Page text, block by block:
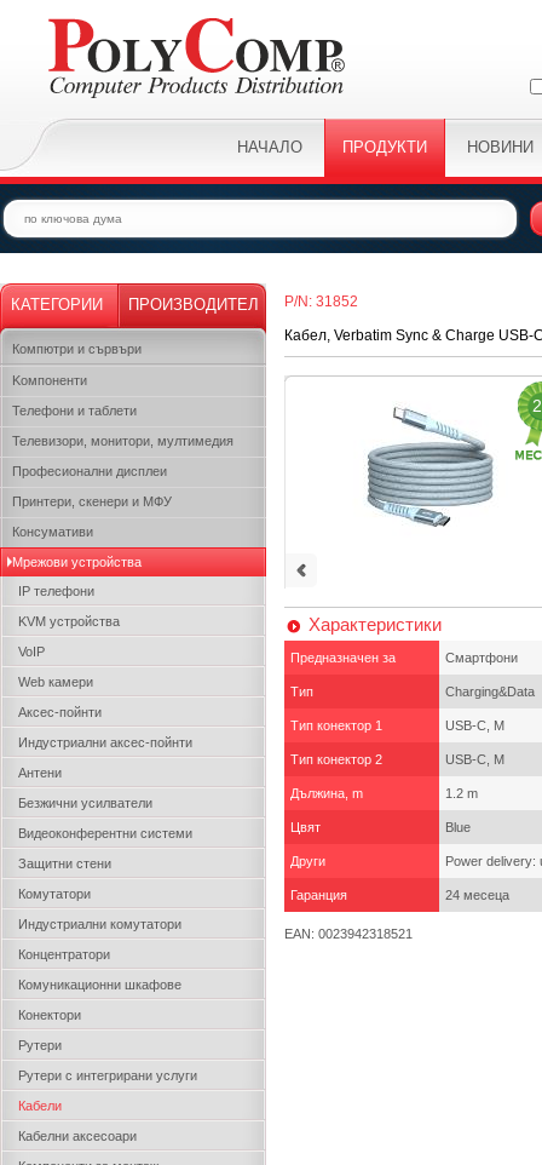
НАЧАЛО ПРОДУКТИ НОВИНИ
КАТЕГОРИИ ПРОИЗВОДИТЕЛ
Компютри и сървъри
Kомпоненти
Телефони и таблети
Телевизори, монитори, мултимедия
Професионални дисплеи
Принтери, скенери и МФУ
Консумативи
Мрежови устройства
IP телефони
KVM устройства
VoIP
Web камери
Аксес-пойнти
Индустриални аксес-пойнти
Антени
Безжични усилватели
Видеоконферентни системи
Защитни стени
Комутатори
Индустриални комутатори
Концентратори
Комуникационни шкафове
Конектори
Рутери
Рутери с интегрирани услуги
Кабели
Кабелни аксесоари
P/N: 31852
Кабел, Verbatim Sync & Charge
Характеристики
Предназначен за Смартфони
Тип Charging&Data
Тип конектор 1 USB-C, M
Тип конектор 2 USB-C, M
Дължина, m 1.2 m
Цвят Blue
Други Power delivery:
Гаранция 24 месеца
EAN: 0023942318521